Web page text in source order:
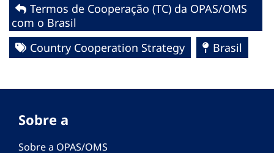
Termos de Cooperação (TC) da OPAS/OMS
com o Brasil
Country Cooperation Strategy
Brasil
Sobre a
Sobre a OPAS/OMS